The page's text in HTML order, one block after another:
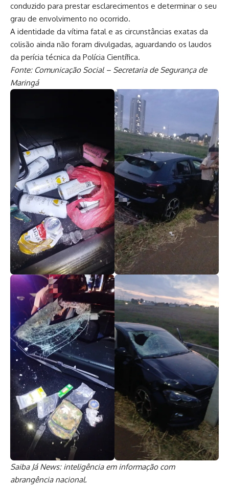
conduzido para prestar esclarecimentos e determinar o seu
grau de envolvimento no ocorrido.
A identidade da vítima fatal e as circunstâncias exatas da
colisão ainda não foram divulgadas, aguardando os laudos
da perícia técnica da Polícia Científica.
Fonte: Comunicação Social – Secretaria de Segurança de
Maringá
Saiba Já News: inteligência em informação com
abrangência nacional.